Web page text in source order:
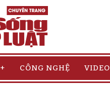
CÔNG NGHỆ VIDEO